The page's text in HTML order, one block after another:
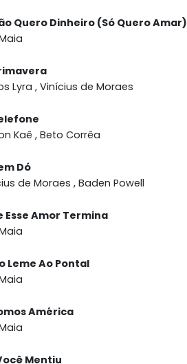
Quero Dinheiro (Só Quero Amar)
Lyra , Vinícius de Moraes
Kaê , Beto Corrêa
Dó
de Moraes , Baden Powell
Esse Amor Termina
Leme Ao Pontal
América
Mentiu